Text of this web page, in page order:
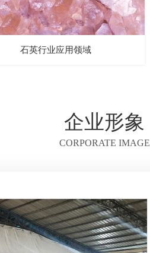
石英行业应用领域
企业形象
CORPORATE IMAGE